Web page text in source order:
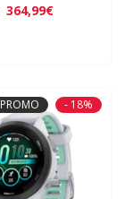
364,99€
PROMO - 18%